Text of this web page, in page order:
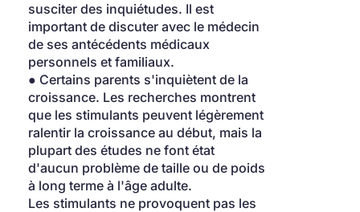
susciter des inquiétudes. Il est
important de discuter avec le médecin
de ses antécédents médicaux
personnels et familiaux.
● Certains parents s'inquiètent de la
croissance. Les recherches montrent
que les stimulants peuvent légèrement
ralentir la croissance au début, mais la
plupart des études ne font état
d'aucun problème de taille ou de poids
à long terme à l'âge adulte.
Les stimulants ne provoquent pas les